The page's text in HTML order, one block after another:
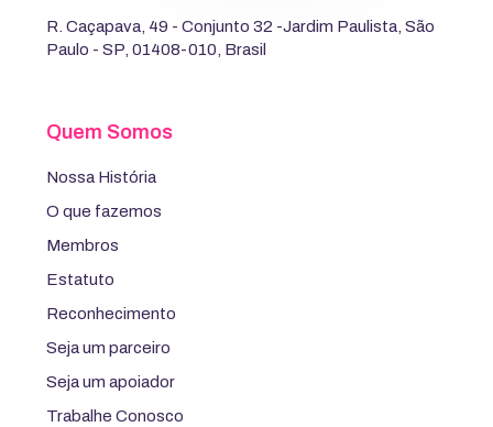
R. Caçapava, 49 - Conjunto 32 -Jardim Paulista, São
Paulo - SP, 01408-010, Brasil
Quem Somos
Nossa História
O que fazemos
Membros
Estatuto
Reconhecimento
Seja um parceiro
Seja um apoiador
Trabalhe Conosco